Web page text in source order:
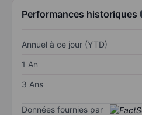
Performances historiques
Annuel à ce jour (YTD)
1 An
3 Ans
Données fournies par